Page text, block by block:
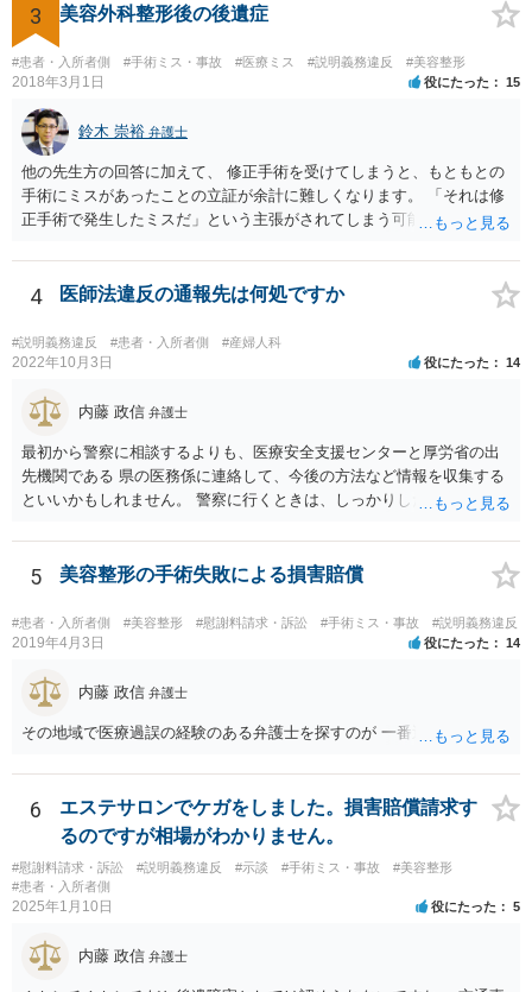
3 美容外科整形後の後遺症
#患者・入所者側 #手術ミス・事故 #医療ミス #説明義務違反 #美容整形
2018年3月1日 役にたった 15
鈴木 崇裕 弁護士
他の先生方の回答に加えて、 修正手術を受けてしまうと、もともとの
手術にミスがあったことの立証が余計に難しくなります。 「それは修
正手術で発生したミスだ」という主張がされてしまう可能性があるか
検討なさっているのであれば、修正手術を受けるまえに弁護士に相談
して対応を決めることを強くお勧めいたします。
4 医師法違反の通報先は何処ですか
#説明義務違反 #患者・入所者側 #産婦人科
2022年10月3日 役にたった 14
内藤 政信 弁護士
最初から警察に相談するよりも、医療安全支援センターと厚労省の出
先機関である 県の医務係に連絡して、今後の方法など情報を収集する
といいかもしれません。 警察に行くときは、しっかりした被害届ある
5 美容整形の手術失敗による損害賠償
#患者・入所者側 #美容整形 #慰謝料請求・訴訟 #手術ミス・事故 #説明義務違反
2019年4月3日 役にたった 14
内藤 政信 弁護士
その地域で医療過誤の経験のある弁護士を探すのが 一番近道だね。
6
エステサロンでケガをしました。損害賠償請求す
るのですが相場がわかりません。
#慰謝料請求・訴訟 #説明義務違反 #示談 #手術ミス・事故
#美容整形
#患者・入所者側
2025年1月10日 役にたった 5
内藤 政信 弁護士